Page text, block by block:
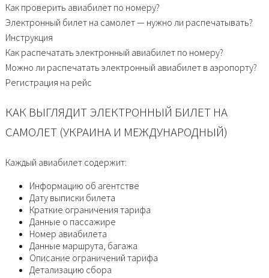
Как проверить авиабилет по номеру?
Электронный билет на самолет — нужно ли распечатывать?
Инструкция
Как распечатать электронный авиабилет по номеру?
Можно ли распечатать электронный авиабилет в аэропорту?
Регистрация на рейс
КАК ВЫГЛЯДИТ ЭЛЕКТРОННЫЙ БИЛЕТ НА
САМОЛЕТ (УКРАИНА И МЕЖДУНАРОДНЫЙ)
Каждый авиабилет содержит:
Информацию об агентстве
Дату выписки билета
Краткие ограничения тарифа
Данные о пассажире
Номер авиабилета
Данные маршрута, багажа
Описание ограничений тарифа
Детализацию сбора